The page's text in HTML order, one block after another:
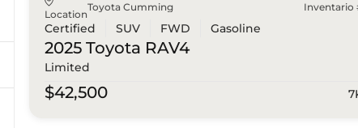
Location
Toyota Cumming Inventario
Certified SUV FWD Gasoline
2025 Toyota RAV4
Limited
$42,500